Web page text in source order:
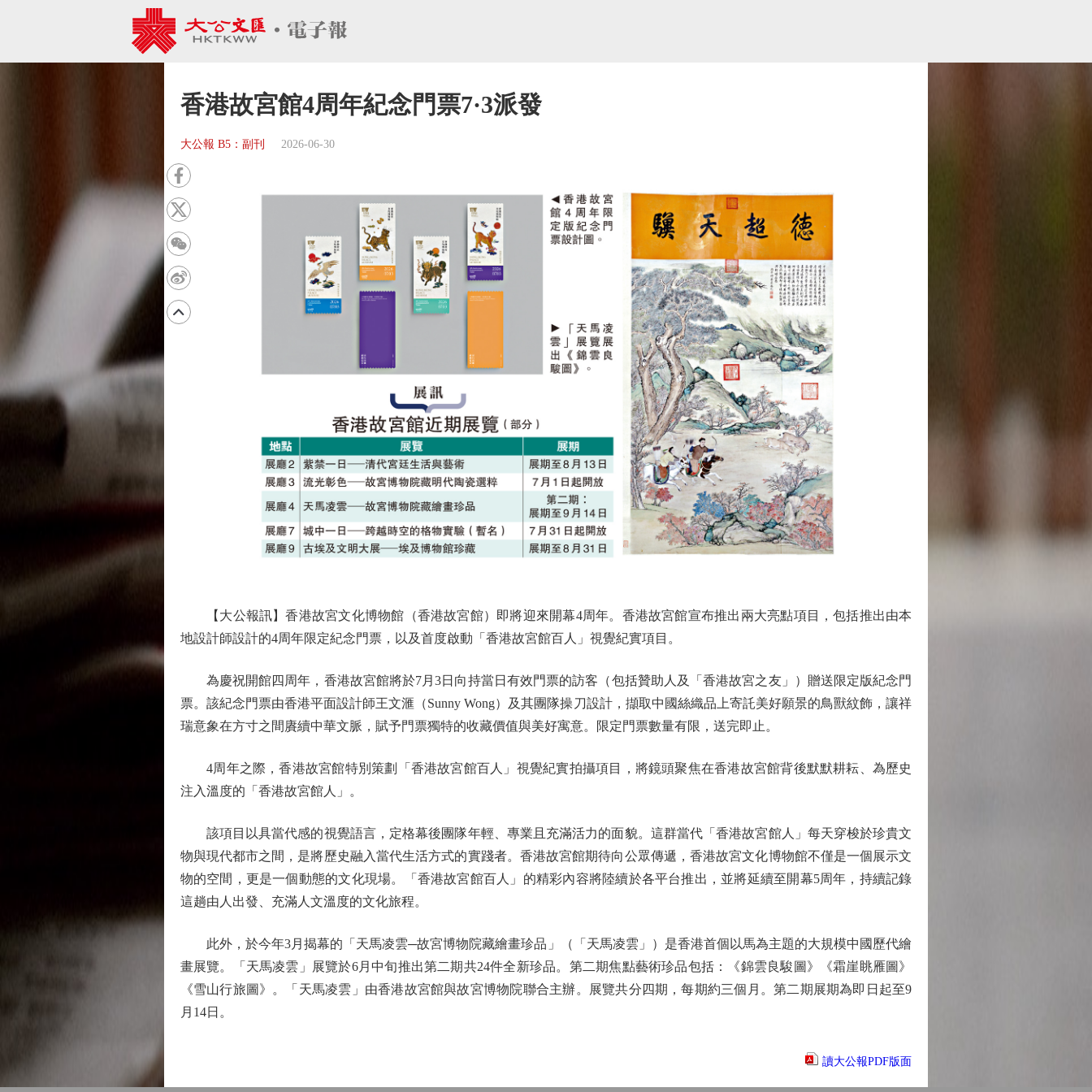
香港故宮館4周年紀念門票7·3派發
大公報 B5：副刊 2026-06-30
【大公報訊】香港故宮文化博物館（香港故宮館）即將迎來開幕4周年。香港故宮館宣布推出兩大亮點項目，包括推出由本
地設計師設計的4周年限定紀念門票，以及首度啟動「香港故宮館百人」視覺紀實項目。
為慶祝開館四周年，香港故宮館將於7月3日向持當日有效門票的訪客（包括贊助人及「香港故宮之友」）贈送限定版紀念門
票。該紀念門票由香港平面設計師王文滙（Sunny Wong）及其團隊操刀設計，擷取中國絲織品上寄託美好願景的鳥獸紋飾，讓祥
瑞意象在方寸之間賡續中華文脈，賦予門票獨特的收藏價值與美好寓意。限定門票數量有限，送完即止。
4周年之際，香港故宮館特別策劃「香港故宮館百人」視覺紀實拍攝項目，將鏡頭聚焦在香港故宮館背後默默耕耘、為歷史
注入溫度的「香港故宮館人」。
該項目以具當代感的視覺語言，定格幕後團隊年輕、專業且充滿活力的面貌。這群當代「香港故宮館人」每天穿梭於珍貴文
物與現代都市之間，是將歷史融入當代生活方式的實踐者。香港故宮館期待向公眾傳遞，香港故宮文化博物館不僅是一個展示文
物的空間，更是一個動態的文化現場。「香港故宮館百人」的精彩內容將陸續於各平台推出，並將延續至開幕5周年，持續記錄
這趟由人出發、充滿人文溫度的文化旅程。
此外，於今年3月揭幕的「天馬凌雲─故宮博物院藏繪畫珍品」（「天馬凌雲」）是香港首個以馬為主題的大規模中國歷代繪
畫展覽。「天馬凌雲」展覽於6月中旬推出第二期共24件全新珍品。第二期焦點藝術珍品包括：《錦雲良駿圖》《霜崖眺雁圖》
《雪山行旅圖》。「天馬凌雲」由香港故宮館與故宮博物院聯合主辦。展覽共分四期，每期約三個月。第二期展期為即日起至9
月14日。
讀大公報PDF版面